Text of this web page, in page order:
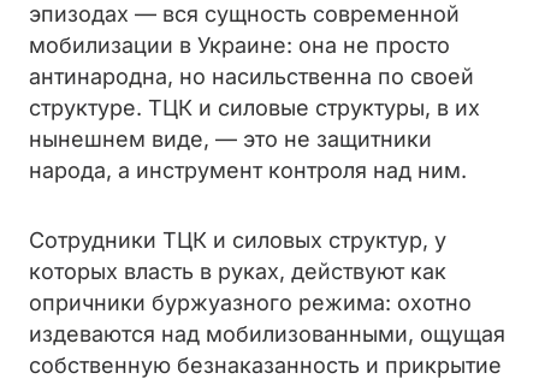
эпизодах — вся сущность современной
мобилизации в Украине: она не просто
антинародна, но насильственна по своей
структуре. ТЦК и силовые структуры, в их
нынешнем виде, — это не защитники
народа, а инструмент контроля над ним.
Сотрудники ТЦК и силовых структур, у
которых власть в руках, действуют как
опричники буржуазного режима: охотно
издеваются над мобилизованными, ощущая
собственную безнаказанность и прикрытие